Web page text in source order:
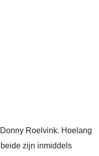
Roelvink. Hoelang
zijn inmiddels